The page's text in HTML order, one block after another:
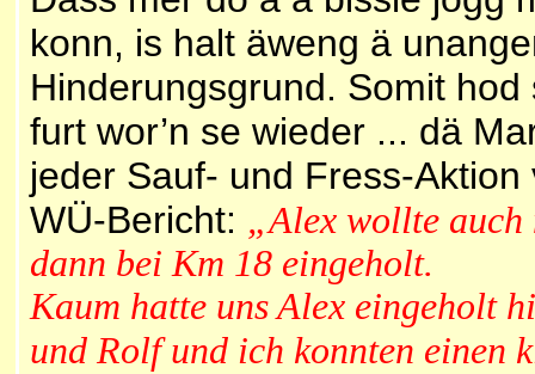
konn, is halt äweng ä
Hinderungsgrund. Somit
furt wor’n se wieder ... dä
jeder Sauf- und Fress-Aktion
WÜ-Bericht: „Alex wollte auch
dann bei Km 18 eingeholt.
Kaum hatte uns Alex eingeholt
und Rolf und ich konnten einen